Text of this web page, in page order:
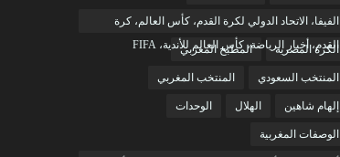
الفيفا، الاتحاد الدولي لكرة القدم، كأس العالم، كرة
القدم، أخبار الرياضة، كأس العالم للأندية، FIFA
الكرة المصرية المطبخ المغربي
المنتخب السعودي المنتخب المغربي
إلهام شاهين الهلال الوحدات
الوصفات المغربية